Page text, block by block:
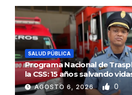
SALUD PÚBLICA
Programa Nacional de
la CSS: 15 años salvando
AGOSTO 6, 2026 0